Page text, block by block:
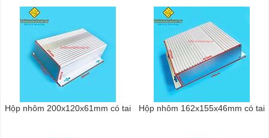
Hộp nhôm 200x120x61mm có tai Hộp nhôm 162x155x46mm có tai